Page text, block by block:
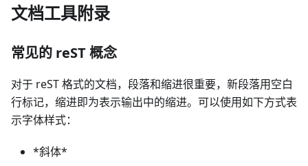
文档工具附录
常见的 reST 概念
对于 reST 格式的文档，段落和缩进很重要，新段落用空白
行标记，缩进即为表示输出中的缩进。可以使用如下方式表
示字体样式：
*斜体*